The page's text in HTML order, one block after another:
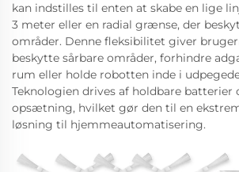
kan indstilles til enten at skabe en lige
3 meter eller en radial grænse, der
områder. Denne fleksibilitet giver
beskytte sårbare områder, forhindre
rum eller holde robotten inde i
Teknologien drives af holdbare
opsætning, hvilket gør den til en
løsning til hjemmeautomatisering.